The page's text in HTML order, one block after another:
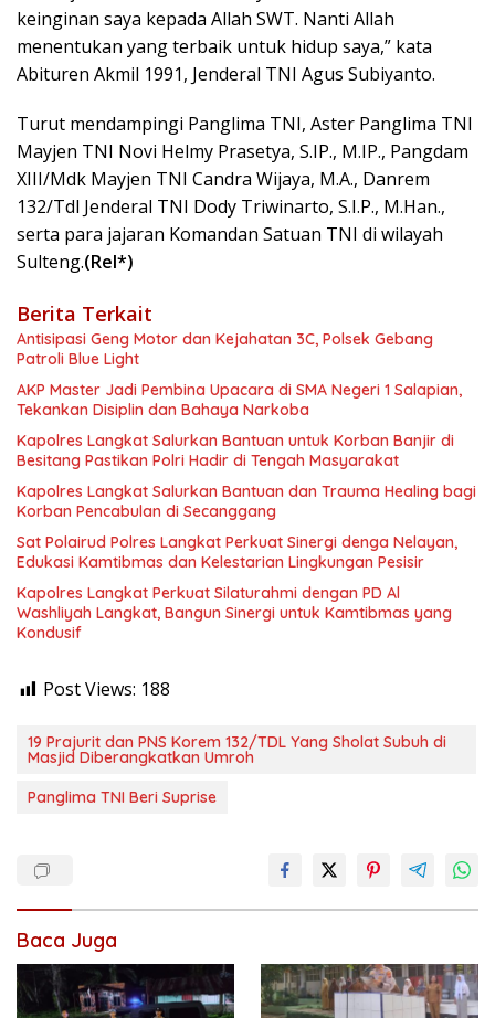
keinginan saya kepada Allah SWT. Nanti Allah
menentukan yang terbaik untuk hidup saya,” kata
Abituren Akmil 1991, Jenderal TNI Agus Subiyanto.
Turut mendampingi Panglima TNI, Aster Panglima TNI
Mayjen TNI Novi Helmy Prasetya, S.IP., M.IP., Pangdam
XIII/Mdk Mayjen TNI Candra Wijaya, M.A., Danrem
132/Tdl Jenderal TNI Dody Triwinarto, S.I.P., M.Han.,
serta para jajaran Komandan Satuan TNI di wilayah
Sulteng.(Rel*)
Berita Terkait
Antisipasi Geng Motor dan Kejahatan 3C, Polsek Gebang
Patroli Blue Light
AKP Master Jadi Pembina Upacara di SMA Negeri 1 Salapian,
Tekankan Disiplin dan Bahaya Narkoba
Kapolres Langkat Salurkan Bantuan untuk Korban Banjir di
Besitang Pastikan Polri Hadir di Tengah Masyarakat
Kapolres Langkat Salurkan Bantuan dan Trauma Healing bagi
Korban Pencabulan di Secanggang
Sat Polairud Polres Langkat Perkuat Sinergi denga Nelayan,
Edukasi Kamtibmas dan Kelestarian Lingkungan Pesisir
Kapolres Langkat Perkuat Silaturahmi dengan PD Al
Washliyah Langkat, Bangun Sinergi untuk Kamtibmas yang
Kondusif
Post Views: 188
19 Prajurit dan PNS Korem 132/TDL Yang Sholat Subuh di
Masjid Diberangkatkan Umroh
Panglima TNI Beri Suprise
Baca Juga